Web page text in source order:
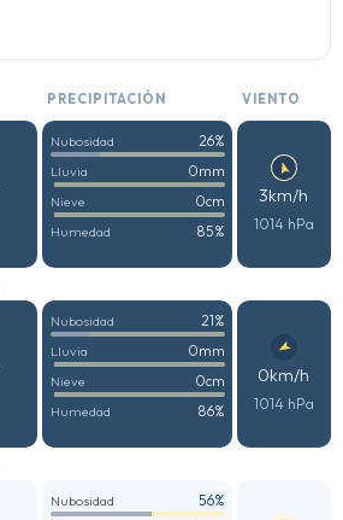
PRECIPITACIÓN VIENTO
Nubosidad 26%
Lluvia 0mm
Nieve 0cm
Humedad 85%
3km/h
1014 hPa
Nubosidad 21%
Lluvia 0mm
Nieve 0cm
Humedad 86%
0km/h
1014 hPa
Nubosidad 56%